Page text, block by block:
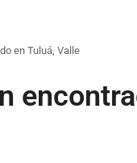
en Tuluá, Valle